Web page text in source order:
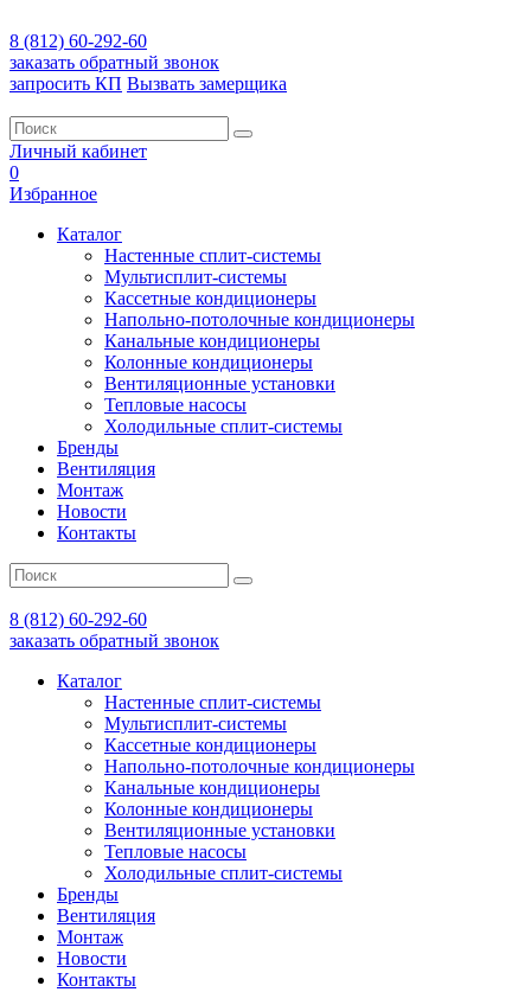
8 (812) 60-292-60
заказать обратный звонок
запросить КП Вызвать замерщика
Личный кабинет
0
Избранное
Каталог
Настенные сплит-системы
Мультисплит-системы
Кассетные кондиционеры
Напольно-потолочные кондиционеры
Канальные кондиционеры
Колонные кондиционеры
Вентиляционные установки
Тепловые насосы
Холодильные сплит-системы
Бренды
Вентиляция
Монтаж
Новости
Контакты
8 (812) 60-292-60
заказать обратный звонок
Каталог
Настенные сплит-системы
Мультисплит-системы
Кассетные кондиционеры
Напольно-потолочные кондиционеры
Канальные кондиционеры
Колонные кондиционеры
Вентиляционные установки
Тепловые насосы
Холодильные сплит-системы
Бренды
Вентиляция
Монтаж
Новости
Контакты